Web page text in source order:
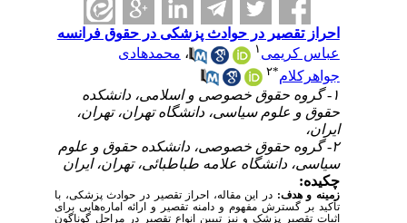
احراز تقصیر در حوادث پزشکی در حقوق فرانسه
عباس کریمی
،محمدهادی
جواهرکلام* ۲
۱- گروه حقوق خصوصی و اسلامی، دانشکده
حقوق و علوم سیاسی، دانشگاه تهران، تهران،
ایران،
۲- گروه حقوق خصوصی، دانشکده حقوق و علوم
سیاسی، دانشگاه علامه طباطبائی، تهران، ایران
چکیده:
زمینه و هدف: در این مقاله، احراز تقصیر در حوادث پزشکی، با
تأکید بر گسترش مفهوم و دامنه تقصیر و ارائه اماره‌هایی برای
اثبات تقصیر پزشک و نیز تبیین انواع تقصیر در مراحل گوناگون